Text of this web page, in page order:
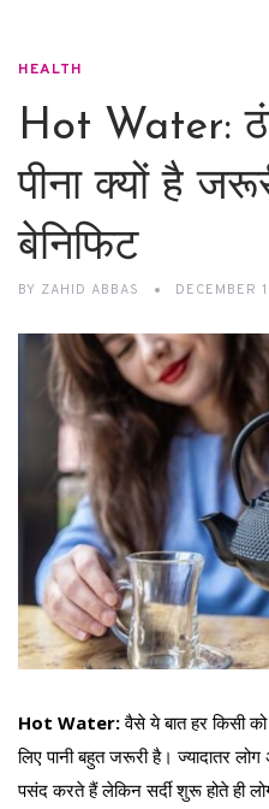
HEALTH
Hot Water:
पीना क्यों है
बेनिफिट
BY ZAHID ABBAS DECEMBER
Hot Water:वैसे ये बात हर किसी
लिए पानी बहुत जरूरी है। ज्यादातर
पसंद करते हैं लेकिन सर्दी शुरू होते ही